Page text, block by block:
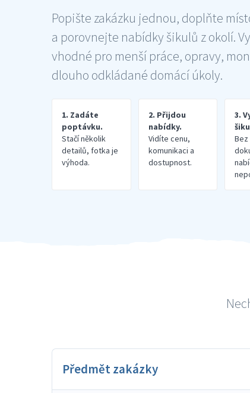
Popište zakázku jednou, doplňte
a porovnejte nabídky šikulů z okolí.
vhodné pro menší práce, opravy,
dlouho odkládané domácí úkoly.
1. Zadáte
poptávku.
Stačí několik
detailů, fotka je
výhoda.
2. Přijdou
nabídky.
Vidíte cenu,
komunikaci a
dostupnost.
3.
Bez
Předmět zakázky